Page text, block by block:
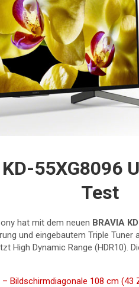
55XG8096
Test
hat mit dem neuen BRAVIA
und eingebautem Triple
High Dynamic Range (HDR10).
– Bildschirmdiagonale 108 cm (43